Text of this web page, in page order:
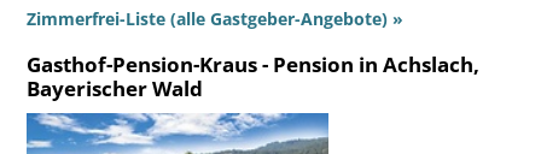
Zimmerfrei-Liste (alle Gastgeber-Angebote) »
Gasthof-Pension-Kraus - Pension in Achslach,
Bayerischer Wald